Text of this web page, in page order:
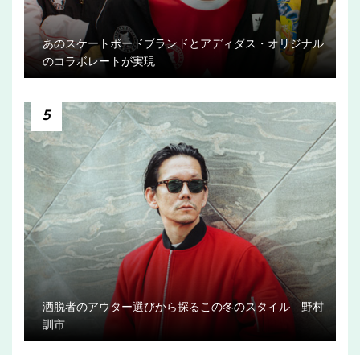
あのスケートボードブランドとアディダス・オリジナル
のコラボレートが実現
5
洒脱者のアウター選びから探るこの冬のスタイル 野村
訓市